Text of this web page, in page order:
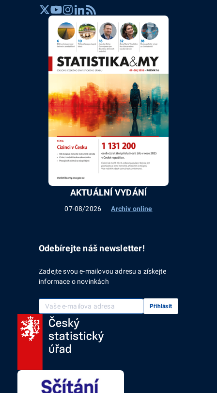
AKTUÁLNÍ VYDÁNÍ
07-08/2026 Archiv online
Odebírejte náš newsletter!
Zadejte svou e-mailovou adresu a získejte
informace o novinkách
Vaše e-mailová adresa Přihlásit